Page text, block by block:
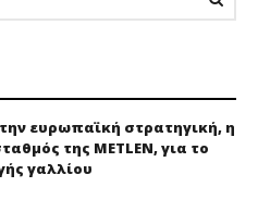
ευρωπαϊκή στρατηγική, η
της METLEN, για το
γαλλίου